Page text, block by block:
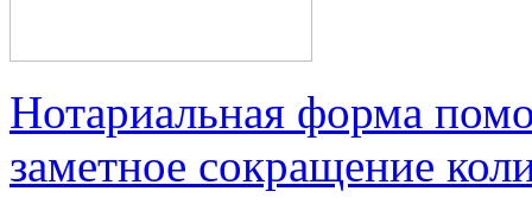
Нотариальная форма
заметное сокращение